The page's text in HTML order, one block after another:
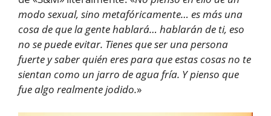
modo sexual, sino metafóricamente… es más una
cosa de que la gente hablará… hablarán de ti, eso
no se puede evitar. Tienes que ser una persona
fuerte y saber quién eres para que estas cosas no te
sientan como un jarro de agua fría. Y pienso que
fue algo realmente jodido.»